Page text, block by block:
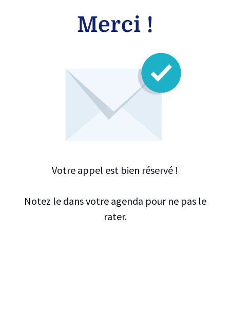
Merci !
Votre appel est bien réservé !
Notez le dans votre agenda pour ne pas le
rater.